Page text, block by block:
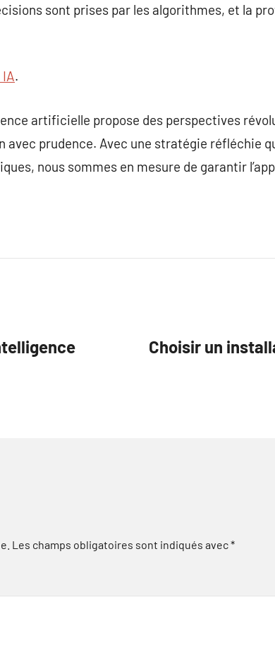
sont prises par les algorithmes, et la
.
artificielle propose des perspectives
avec prudence. Avec une stratégie réfléchie
nous sommes en mesure de garantir
Choisir un
Les champs obligatoires sont indiqués avec*